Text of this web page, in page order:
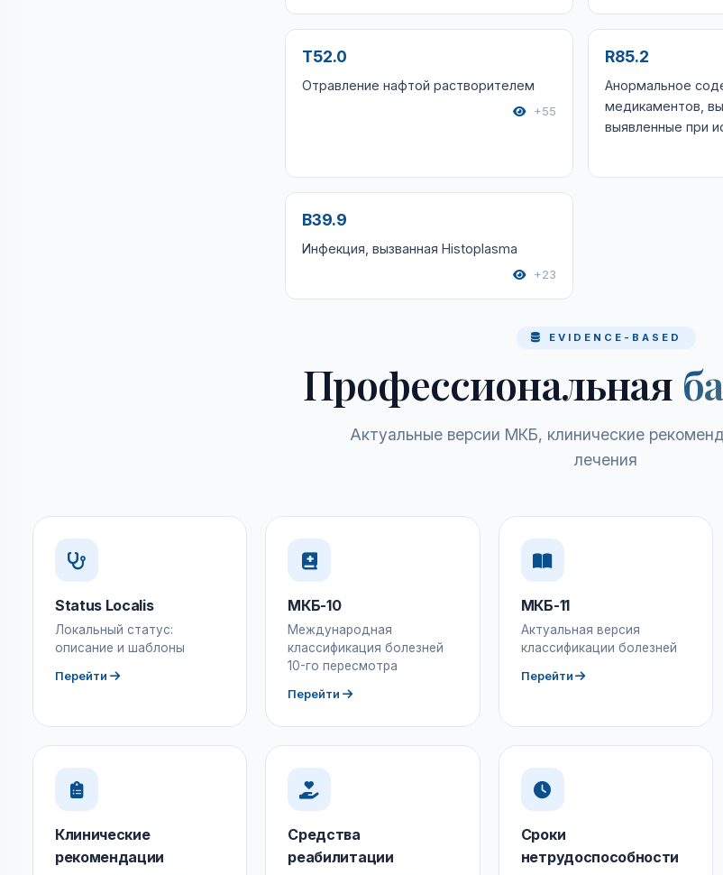
T52.0
Отравление нафтой растворителем
+55
R85.2
Анормальное
медикаментов,
выявленные при
B39.9
Инфекция, вызванная Histoplasma
+23
EVIDENCE-BASED
Профессиональная
Актуальные версии МКБ, клинические
лечения
Status Localis
Локальный статус:
описание и шаблоны
Перейти
МКБ-10
Международная
классификация болезней
10-го пересмотра
Перейти
МКБ-11
Актуальная версия
классификации болезней
Перейти
Клинические
рекомендации
Средства
реабилитации
Сроки
нетрудоспособности